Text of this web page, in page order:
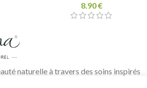
8.90€
naturelle à travers des soins inspirés